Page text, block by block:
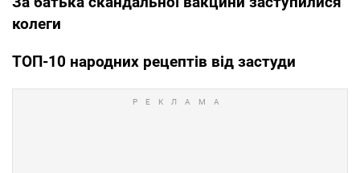
колеги
ТОП-10 народних рецептів від застуди